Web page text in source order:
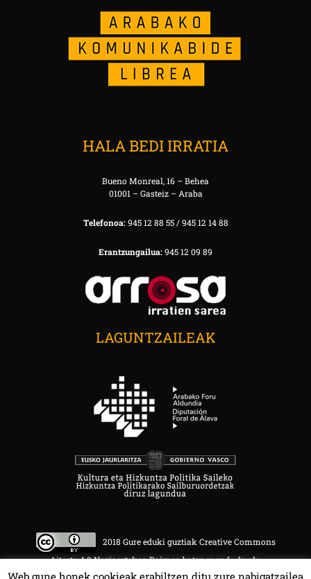
HALA BEDI IRRATIA
Bueno Monreal, 16 – Behea
01001 – Gasteiz – Araba
Telefonoa:945 12 88 55 / 945 12 14 88
Erantzungailua:945 12 09 89
LAGUNTZAILEAK
2018 Gure eduki guztiak Creative Commons
Aitortu 4.0 Nazioartekoa Baimen baten mende daude.
Web gune honek cookieak erabiltzen ditu zure nabigatzailea